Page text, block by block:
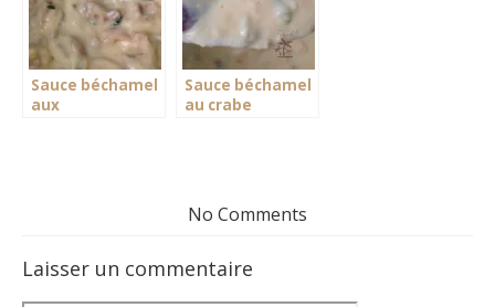
Sauce béchamel
aux
Sauce béchamel
au crabe
No Comments
Laisser un commentaire